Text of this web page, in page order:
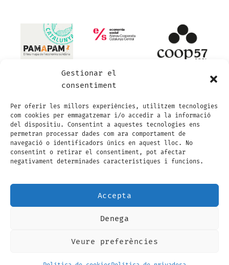
Gestionar el
consentiment
Per oferir les millors experiències, utilitzem tecnologies
com cookies per emmagatzemar i/o accedir a la informació
del dispositiu. Consentint a aquestes tecnologies ens
permetran processar dades com ara comportament de
navegació o identificadors únics en aquest lloc. No
consentint o retirar el consentiment, pot afectar
negativament determinades característiques i funcions.
Accepta
Denega
Veure preferències
MasterCard
AVÍS LEGAL
POLÍTICA DE PRIVADESA
CONDICIONS GENERALS DE CONTRACTACIÓ